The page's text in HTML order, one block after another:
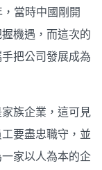
當時中國剛開
機遇，而這次的
把公司發展成為
族企業，這可見
要盡忠職守，並
家以人為本的企